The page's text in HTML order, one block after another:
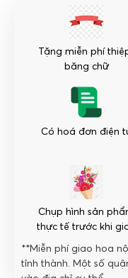
lượng
Tặng miễn phí
băng chữ
Có hoá đơn điện
Chụp hình sản
thực tế trước khi
**Miễn phí giao hoa
tỉnh thành. Một số